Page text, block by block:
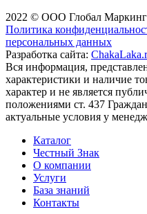
2022 © ООО Глобал Маркинг
Политика
персональных данных
Разработка сайта:
Вся информация,
характеристики и наличие
характер и не является
положениями ст. 437
актуальные условия у
Каталог
Честный Знак
О компании
Услуги
База знаний
Контакты